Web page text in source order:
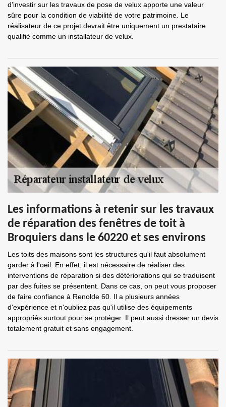
d’investir sur les travaux de pose de velux apporte une valeur
sûre pour la condition de viabilité de votre patrimoine. Le
réalisateur de ce projet devrait être uniquement un prestataire
qualifié comme un installateur de velux.
Les informations à retenir sur les travaux
de réparation des fenêtres de toit à
Broquiers dans le 60220 et ses environs
Les toits des maisons sont les structures qu'il faut absolument
garder à l'oeil. En effet, il est nécessaire de réaliser des
interventions de réparation si des détériorations qui se traduisent
par des fuites se présentent. Dans ce cas, on peut vous proposer
de faire confiance à Renolde 60. Il a plusieurs années
d'expérience et n'oubliez pas qu'il utilise des équipements
appropriés surtout pour se protéger. Il peut aussi dresser un devis
totalement gratuit et sans engagement.